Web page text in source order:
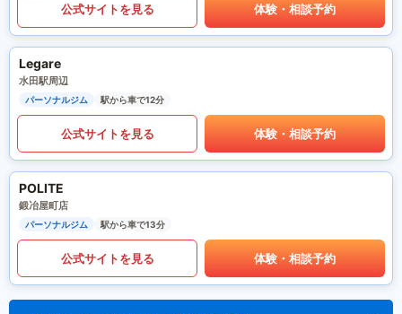
公式サイトを見る 体験・相談予約
Legare
水田駅周辺
パーソナルジム 駅から車で12分
公式サイトを見る 体験・相談予約
POLITE
鍛冶屋町店
パーソナルジム 駅から車で13分
公式サイトを見る 体験・相談予約